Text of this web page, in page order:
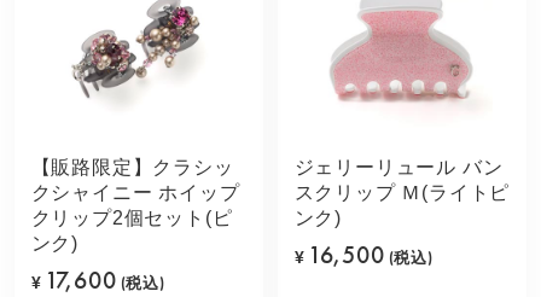
【販路限定】クラシッ
クシャイニー ホイップ
クリップ2個セット(ピ
ンク)
¥ 17,600 (税込)
ジェリーリュール バン
スクリップ Ｍ(ライトピ
ンク)
¥ 16,500 (税込)